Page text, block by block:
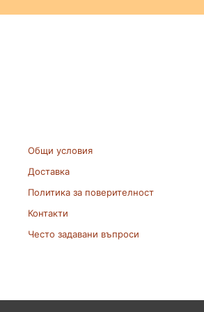
Общи условия
Доставка
Политика за поверителност
Контакти
Често задавани въпроси